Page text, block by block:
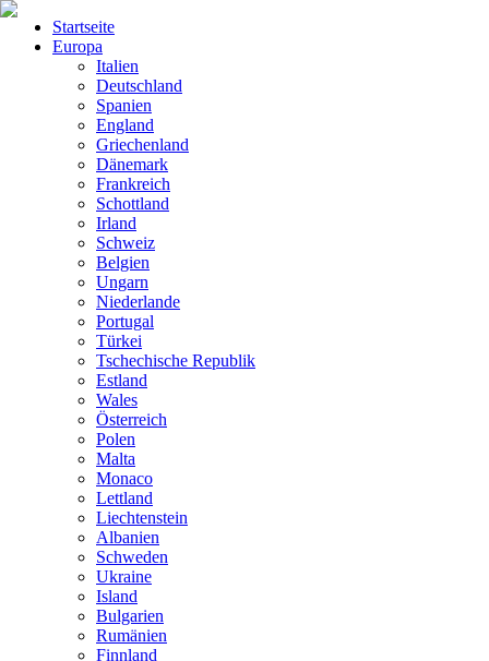
Startseite
Europa
Italien
Deutschland
Spanien
England
Griechenland
Dänemark
Frankreich
Schottland
Irland
Schweiz
Belgien
Ungarn
Niederlande
Portugal
Türkei
Tschechische Republik
Estland
Wales
Österreich
Polen
Malta
Monaco
Lettland
Liechtenstein
Albanien
Schweden
Ukraine
Island
Bulgarien
Rumänien
Finnland